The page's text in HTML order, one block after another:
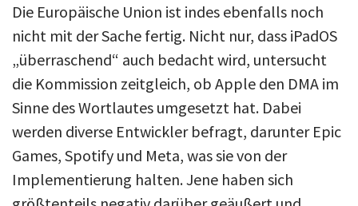
Die Europäische Union ist indes ebenfalls noch
nicht mit der Sache fertig. Nicht nur, dass iPadOS
„überraschend“ auch bedacht wird, untersucht
die Kommission zeitgleich, ob Apple den DMA im
Sinne des Wortlautes umgesetzt hat. Dabei
werden diverse Entwickler befragt, darunter Epic
Games, Spotify und Meta, was sie von der
Implementierung halten. Jene haben sich